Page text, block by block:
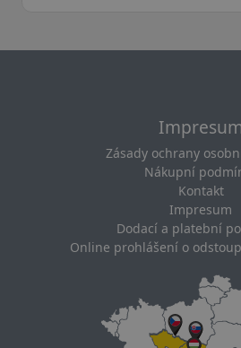
Zásady ochrany
Nákupní
Kontakt
Impresum
Dodací a platební
Online prohlášení o